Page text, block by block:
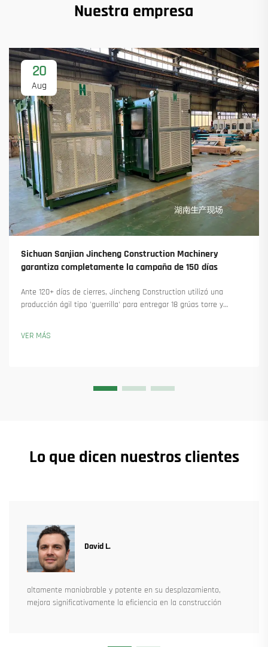
Nuestra empresa
20
Aug
Sichuan Sanjian Jincheng Construction Machinery
garantiza completamente la campaña de 150 días
Ante 120+ días de cierres, Jincheng Construction utilizó una
producción ágil tipo 'guerrilla' para entregar 18 grúas torre y
la producción en marcha. Obtenga más información.
VER MÁS
Lo que dicen nuestros clientes
David L.
altamente maniobrable y potente en su desplazamiento,
mejora significativamente la eficiencia en la construcción